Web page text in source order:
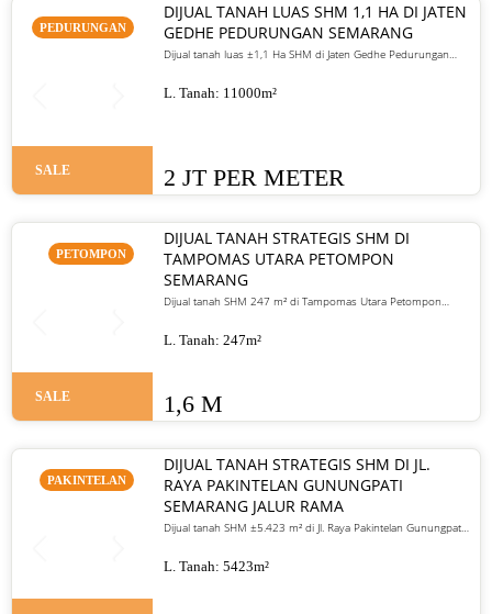
PEDURUNGAN
SALE
DIJUAL TANAH LUAS SHM 1,1 HA DI JATEN
GEDHE PEDURUNGAN SEMARANG
Dijual tanah luas ±1,1 Ha SHM di Jaten Gedhe Pedurungan
Harga 2 juta/meter nego
L. Tanah: 11000m²
2 JT PER METER
PETOMPON
SALE
DIJUAL TANAH STRATEGIS SHM DI
TAMPOMAS UTARA PETOMPON
SEMARANG
Dijual tanah SHM 247 m² di Tampomas Utara Petompon
hunian dan investasi. Harga 1,6 M nego.
L. Tanah: 247m²
1,6 M
PAKINTELAN
DIJUAL TANAH STRATEGIS SHM DI JL.
RAYA PAKINTELAN GUNUNGPATI
SEMARANG JALUR RAMA
Dijual tanah SHM ±5.423 m² di Jl. Raya Pakintelan Gunungpati
Harga 3,5 juta/meter
L. Tanah: 5423m²